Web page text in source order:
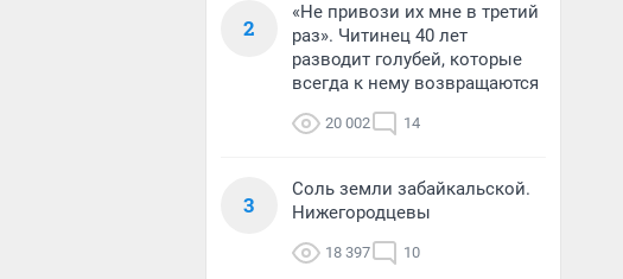
2
«Не привози их мне в третий
раз». Читинец 40 лет
разводит голубей, которые
всегда к нему возвращаются
20 002 14
3
Соль земли забайкальской.
Нижегородцевы
18 397 10